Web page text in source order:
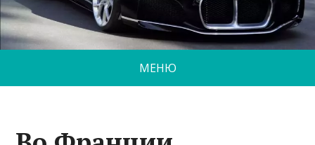
МЕНЮ